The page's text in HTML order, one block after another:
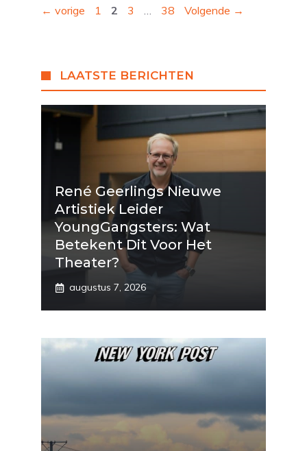
← vorige Pagina
1 Pagina
2 Pagina
3 … Pagina
38 Volgende →
LAATSTE BERICHTEN
René Geerlings Nieuwe
Artistiek Leider
YoungGangsters: Wat
Betekent Dit Voor Het
Theater?
augustus 7, 2026